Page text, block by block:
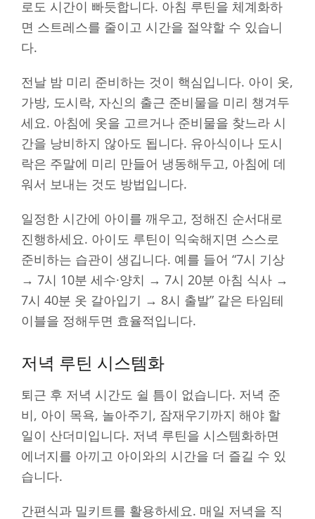
로도 시간이 빠듯합니다. 아침 루틴을 체계화하
면 스트레스를 줄이고 시간을 절약할 수 있습니
다.
전날 밤 미리 준비하는 것이 핵심입니다. 아이 옷,
가방, 도시락, 자신의 출근 준비물을 미리 챙겨두
세요. 아침에 옷을 고르거나 준비물을 찾느라 시
간을 낭비하지 않아도 됩니다. 유아식이나 도시
락은 주말에 미리 만들어 냉동해두고, 아침에 데
워서 보내는 것도 방법입니다.
일정한 시간에 아이를 깨우고, 정해진 순서대로
진행하세요. 아이도 루틴이 익숙해지면 스스로
준비하는 습관이 생깁니다. 예를 들어 “7시 기상
→ 7시 10분 세수·양치 → 7시 20분 아침 식사 →
7시 40분 옷 갈아입기 → 8시 출발” 같은 타임테
이블을 정해두면 효율적입니다.
저녁 루틴 시스템화
퇴근 후 저녁 시간도 쉴 틈이 없습니다. 저녁 준
비, 아이 목욕, 놀아주기, 잠재우기까지 해야 할
일이 산더미입니다. 저녁 루틴을 시스템화하면
에너지를 아끼고 아이와의 시간을 더 즐길 수 있
습니다.
간편식과 밀키트를 활용하세요. 매일 저녁을 직